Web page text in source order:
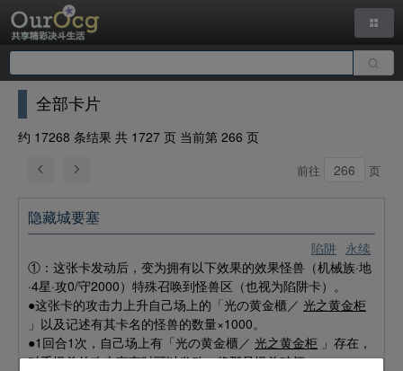
全部卡片
约 17268 条结果 共 1727 页 当前第 266 页
前往 页
陷阱 永续
隐藏城要塞
①：这张卡发动后，变为拥有以下效果的效果怪兽（机械族·地
·4星·攻0/守2000）特殊召唤到怪兽区（也视为陷阱卡）。
●这张卡的攻击力上升自己场上的「光の黄金櫃／ 光之黄金柜
」以及记述有其卡名的怪兽的数量×1000。
●1回合1次，自己场上有「光の黄金櫃／ 光之黄金柜 」存在，
对手怪兽的攻击宣言时可以发动。将那只怪兽破坏。